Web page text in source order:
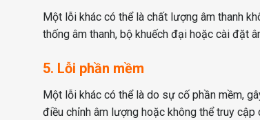
Một lỗi khác có thể là chất lượng âm thanh
thống âm thanh, bộ khuếch đại hoặc cài đặt
5. Lỗi phần mềm
Một lỗi khác có thể là do sự cố phần mềm,
điều chỉnh âm lượng hoặc không thể truy cập